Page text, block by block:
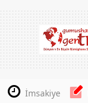
İmsakiye